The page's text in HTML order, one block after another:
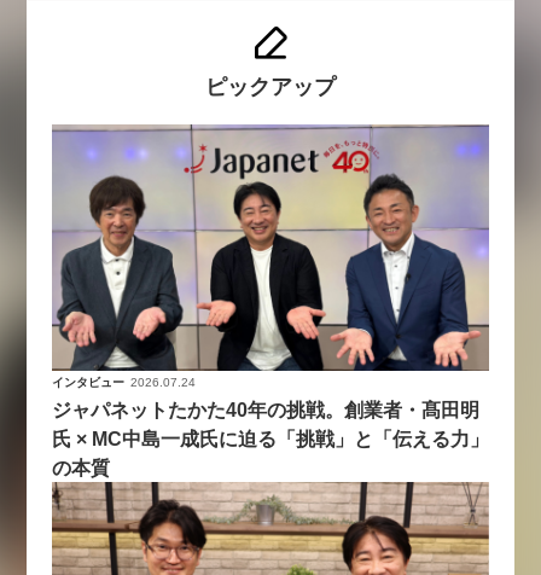
ピックアップ
インタビュー 2026.07.24
ジャパネットたかた40年の挑戦。創業者・髙田明
氏 × MC中島一成氏に迫る「挑戦」と「伝える力」
の本質